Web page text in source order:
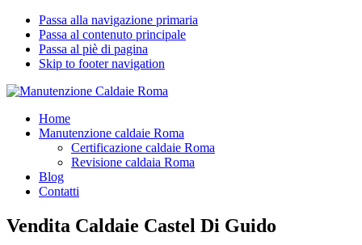
Passa alla navigazione primaria
Passa al contenuto principale
Passa al piè di pagina
Skip to footer navigation
Manutenzione Caldaie Roma
Pronto Intervento Caldaie Roma
Home
Manutenzione caldaie Roma
Certificazione caldaie Roma
Revisione caldaia Roma
Blog
Contatti
Vendita Caldaie Castel Di Guido